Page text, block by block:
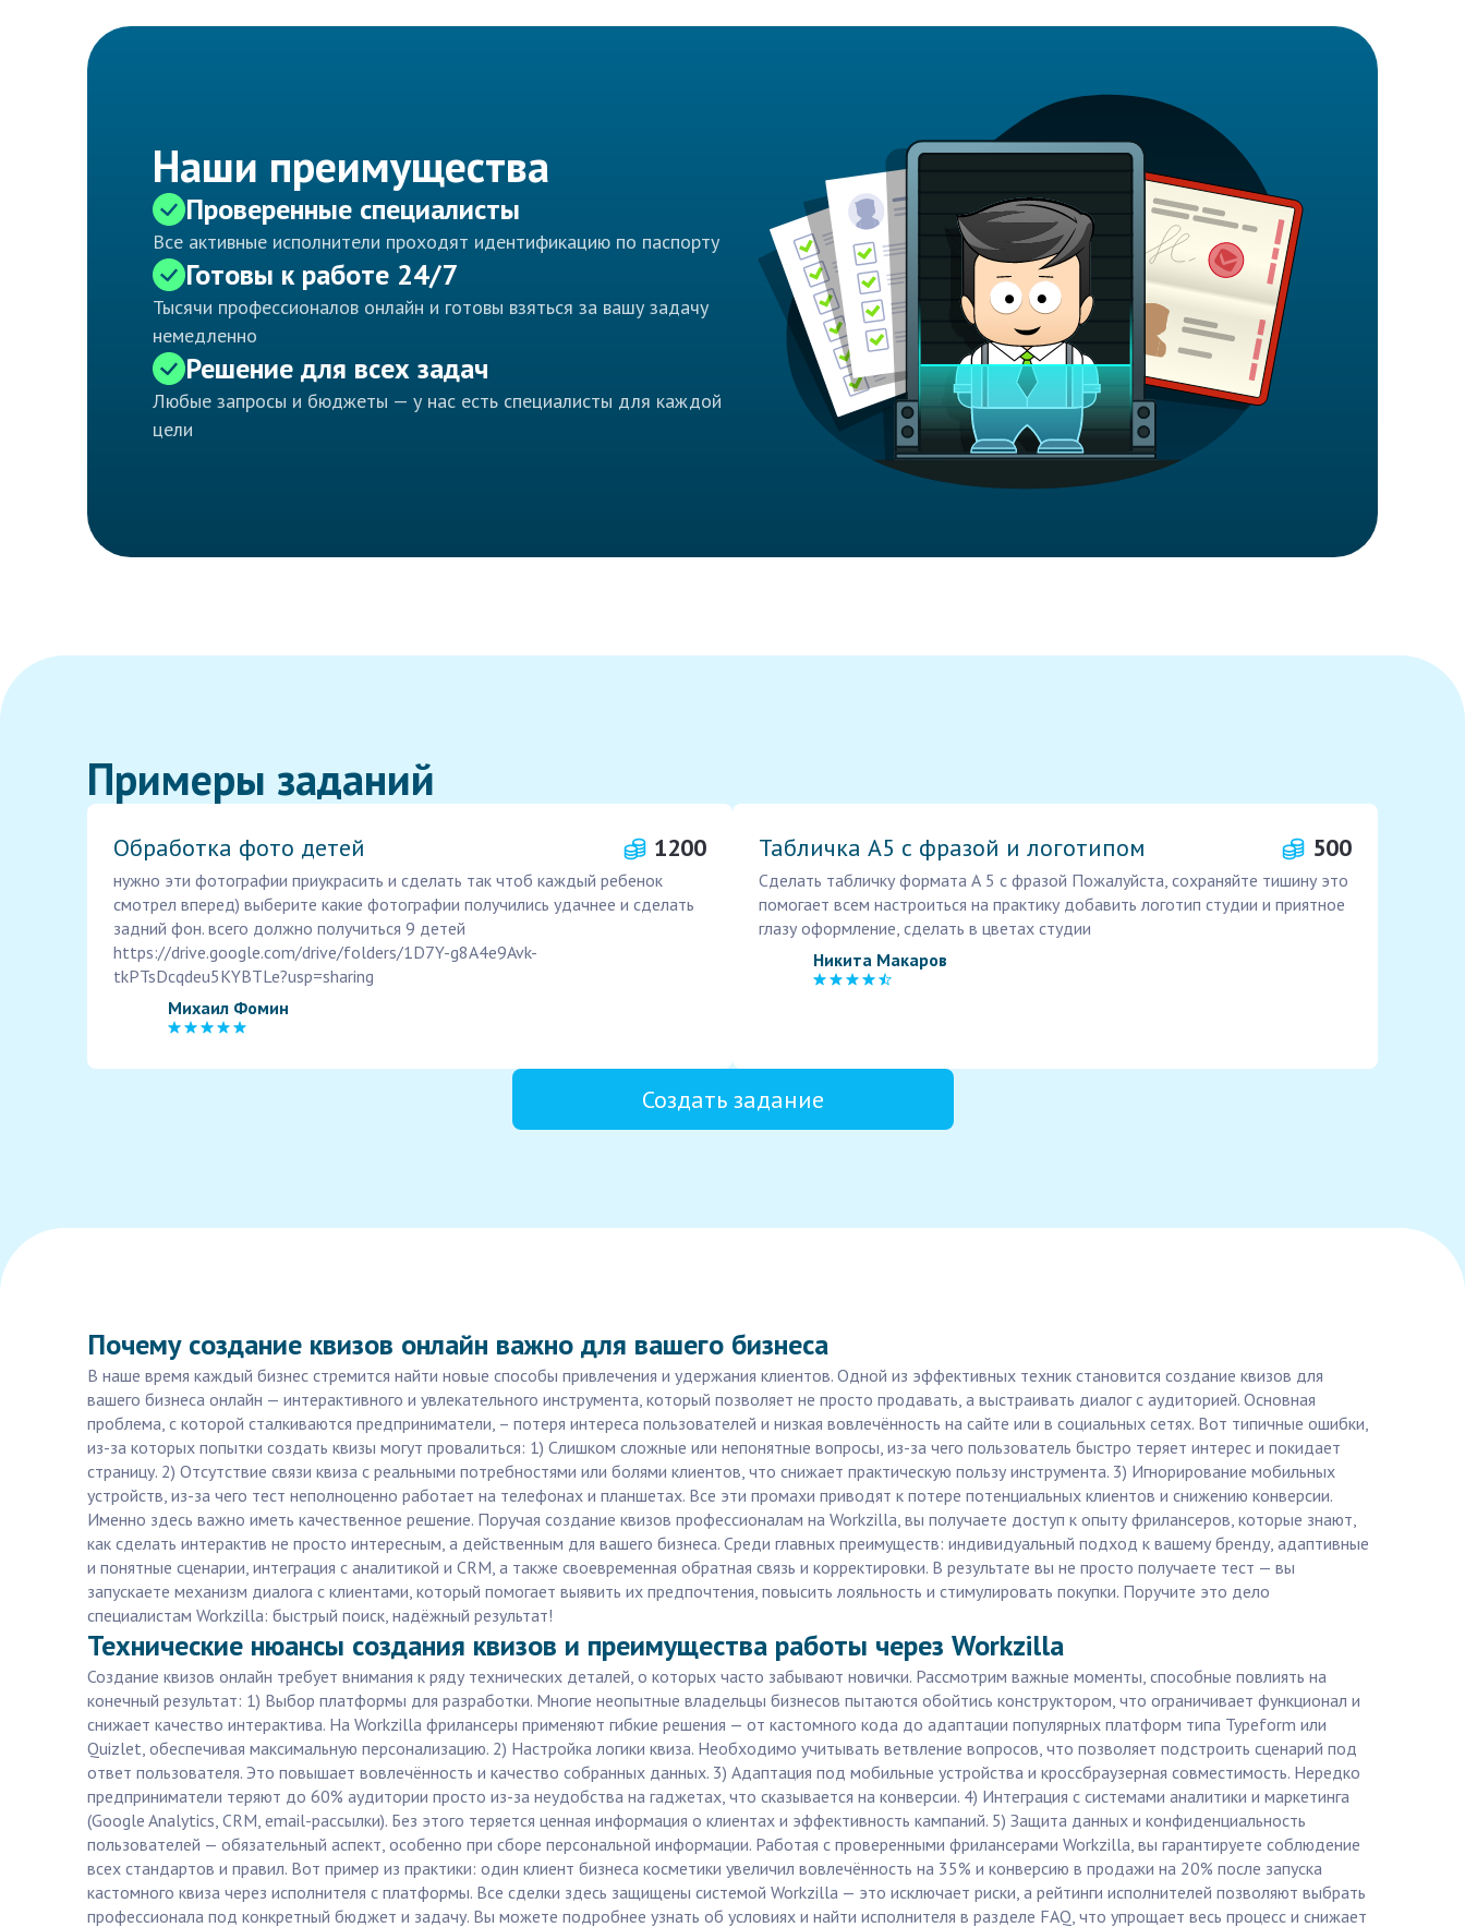
Наши преимущества
Проверенные специалисты
Все активные исполнители проходят идентификацию по паспорту
Готовы к работе 24/7
Тысячи профессионалов онлайн и готовы взяться за вашу задачу
немедленно
Решение для всех задач
Любые запросы и бюджеты — у нас есть специалисты для каждой
цели
Примеры заданий
Обработка фото детей 1200
нужно эти фотографии приукрасить и сделать так чтоб каждый ребенок
смотрел вперед) выберите какие фотографии получились удачнее и сделать
задний фон. всего должно получиться 9 детей
https://drive.google.com/drive/folders/1D7Y-g8A4e9Avk-
tkPTsDcqdeu5KYBTLe?usp=sharing
Михаил Фомин
Табличка А5 с фразой и логотипом 500
Сделать табличку формата А 5 с фразой Пожалуйста, сохраняйте тишину это
помогает всем настроиться на практику добавить логотип студии и приятное
глазу оформление, сделать в цветах студии
Никита Макаров
Создать задание
Почему создание квизов онлайн важно для вашего бизнеса
В наше время каждый бизнес стремится найти новые способы привлечения и удержания клиентов. Одной из эффективных техник становится создание квизов для
вашего бизнеса онлайн — интерактивного и увлекательного инструмента, который позволяет не просто продавать, а выстраивать диалог с аудиторией. Основная
проблема, с которой сталкиваются предприниматели, – потеря интереса пользователей и низкая вовлечённость на сайте или в социальных сетях. Вот типичные ошибки,
из-за которых попытки создать квизы могут провалиться: 1) Слишком сложные или непонятные вопросы, из-за чего пользователь быстро теряет интерес и покидает
страницу. 2) Отсутствие связи квиза с реальными потребностями или болями клиентов, что снижает практическую пользу инструмента. 3) Игнорирование мобильных
устройств, из-за чего тест неполноценно работает на телефонах и планшетах. Все эти промахи приводят к потере потенциальных клиентов и снижению конверсии.
Именно здесь важно иметь качественное решение. Поручая создание квизов профессионалам на Workzilla, вы получаете доступ к опыту фрилансеров, которые знают,
как сделать интерактив не просто интересным, а действенным для вашего бизнеса. Среди главных преимуществ: индивидуальный подход к вашему бренду, адаптивные
и понятные сценарии, интеграция с аналитикой и CRM, а также своевременная обратная связь и корректировки. В результате вы не просто получаете тест — вы
запускаете механизм диалога с клиентами, который помогает выявить их предпочтения, повысить лояльность и стимулировать покупки. Поручите это дело
специалистам Workzilla: быстрый поиск, надёжный результат!
Технические нюансы создания квизов и преимущества работы через Workzilla
Создание квизов онлайн требует внимания к ряду технических деталей, о которых часто забывают новички. Рассмотрим важные моменты, способные повлиять на
конечный результат: 1) Выбор платформы для разработки. Многие неопытные владельцы бизнесов пытаются обойтись конструктором, что ограничивает функционал и
снижает качество интерактива. На Workzilla фрилансеры применяют гибкие решения — от кастомного кода до адаптации популярных платформ типа Typeform или
Quizlet, обеспечивая максимальную персонализацию. 2) Настройка логики квиза. Необходимо учитывать ветвление вопросов, что позволяет подстроить сценарий под
ответ пользователя. Это повышает вовлечённость и качество собранных данных. 3) Адаптация под мобильные устройства и кроссбраузерная совместимость. Нередко
предприниматели теряют до 60% аудитории просто из-за неудобства на гаджетах, что сказывается на конверсии. 4) Интеграция с системами аналитики и маркетинга
(Google Analytics, CRM, email-рассылки). Без этого теряется ценная информация о клиентах и эффективность кампаний. 5) Защита данных и конфиденциальность
пользователей — обязательный аспект, особенно при сборе персональной информации. Работая с проверенными фрилансерами Workzilla, вы гарантируете соблюдение
всех стандартов и правил. Вот пример из практики: один клиент бизнеса косметики увеличил вовлечённость на 35% и конверсию в продажи на 20% после запуска
кастомного квиза через исполнителя с платформы. Все сделки здесь защищены системой Workzilla — это исключает риски, а рейтинги исполнителей позволяют выбрать
профессионала под конкретный бюджет и задачу. Вы можете подробнее узнать об условиях и найти исполнителя в разделе FAQ, что упрощает весь процесс и снижает